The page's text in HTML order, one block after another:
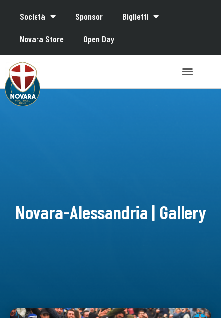
Società Sponsor Biglietti
Novara Store Open Day
Novara-Alessandria | Gallery